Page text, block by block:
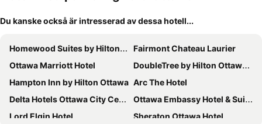
Du kanske också är intresserad av dessa hotell...
Homewood Suites by Hilton Ottawa Downtown
Fairmont Chateau Laurier
Ottawa Marriott Hotel
DoubleTree by Hilton Ottawa Downtown
Hampton Inn by Hilton Ottawa Arc The Hotel
Delta Hotels Ottawa City Centre
Ottawa Embassy Hotel & Suites
Lord Elgin Hotel
Sheraton Ottawa Hotel